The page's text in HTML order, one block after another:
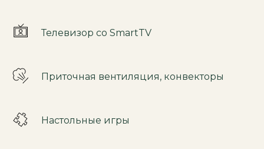
Телевизор со SmartTV
Приточная вентиляция, конвекторы
Настольные игры